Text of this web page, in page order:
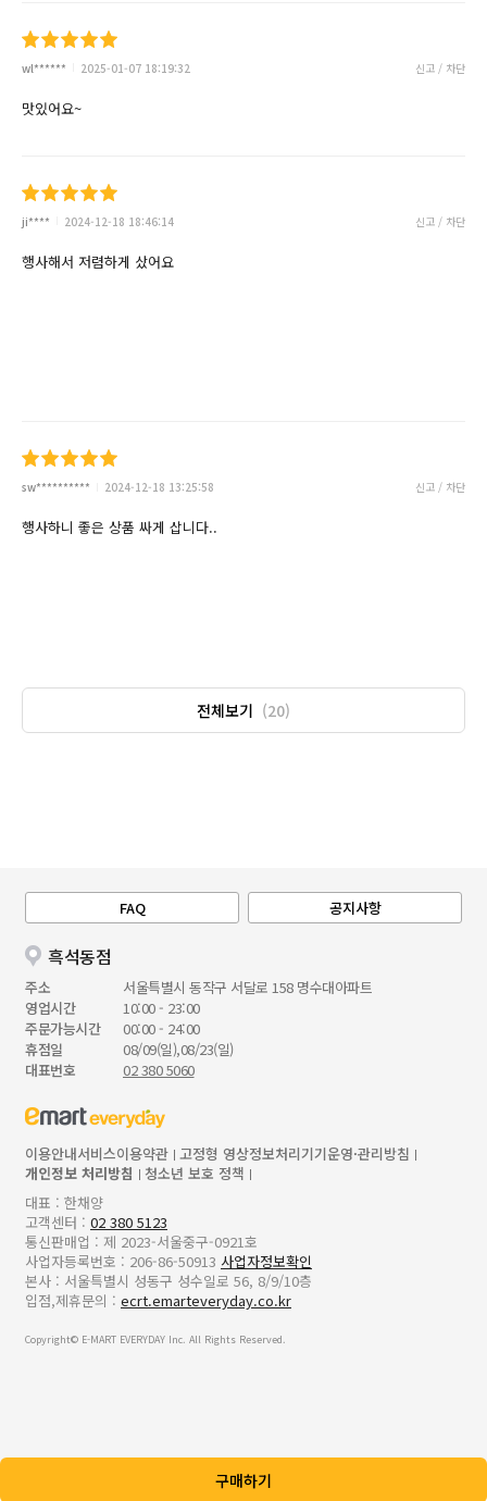
wl****** 2025-01-07 18:19:32 신고 / 차단
맛있어요~
ji**** 2024-12-18 18:46:14 신고 / 차단
행사해서 저렴하게 샀어요
sw********** 2024-12-18 13:25:58 신고 / 차단
행사하니 좋은 상품 싸게 삽니다..
전체보기 (20)
구매하기
FAQ 공지사항
흑석동점
주소
서울특별시 동작구 서달로 158 명수대아파트
영업시간
10:00 - 23:00
주문가능시간
00:00 - 24:00
휴점일
08/09(일),08/23(일)
대표번호
02 380 5060
이용안내서비스이용약관 고정형 영상정보처리기기운영·관리방침
개인정보 처리방침
청소년 보호 정책
대표 : 한채양
고객센터 : 02 380 5123
통신판매업 : 제 2023-서울중구-0921호
사업자등록번호 : 206-86-50913 사업자정보확인
본사 : 서울특별시 성동구 성수일로 56, 8/9/10층
입점,제휴문의 : ecrt.emarteveryday.co.kr
Copyright© E-MART EVERYDAY Inc. All Rights Reserved.